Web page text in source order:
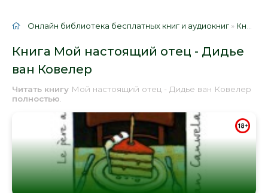
Онлайн библиотека бесплатных книг и аудиокниг » Книги
Книга Мой настоящий отец - Дидье
ван Ковелер
Читать книгу Мой настоящий отец - Дидье ван Ковелер
полностью